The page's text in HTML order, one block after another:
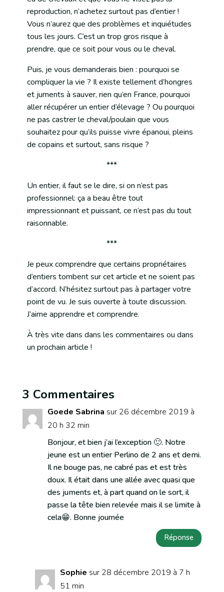
reproduction, n’achetez surtout pas d’entier !
Vous n’aurez que des problèmes et inquiétudes
tous les jours. C’est un trop gros risque à
prendre, que ce soit pour vous ou le cheval.
Puis, je vous demanderais bien : pourquoi se
compliquer la vie ? Il existe tellement d’hongres
et juments à sauver, rien qu’en France, pourquoi
aller récupérer un entier d’élevage ? Ou pourquoi
ne pas castrer le cheval/poulain que vous
souhaitez pour qu’ils puisse vivre épanoui, pleins
de copains et surtout, sans risque ?
***
Un entier, il faut se le dire, si on n’est pas
professionnel: ça a beau être tout
impressionnant et puissant, ce n’est pas du tout
raisonnable.
***
Je peux comprendre que certains propriétaires
d’entiers tombent sur cet article et ne soient pas
d’accord. N’hésitez surtout pas à partager votre
point de vu. Je suis ouverte à toute discussion.
J’aime apprendre et comprendre.
À très vite dans dans les commentaires ou dans
un prochain article !
3 Commentaires
Goede Sabrina sur 26 décembre 2019 à
20 h 32 min
Bonjour, et bien j’ai l’exception 🙂. Notre
jeune est un entier Perlino de 2 ans et demi.
Il ne bouge pas, ne cabré pas et est très
doux. Il était dans une allée avec quasi que
des juments et, à part quand on le sort, il
passe la tête bien relevée mais il se limite à
cela😁. Bonne journée
Réponse
Sophie sur 28 décembre 2019 à 7 h
51 min